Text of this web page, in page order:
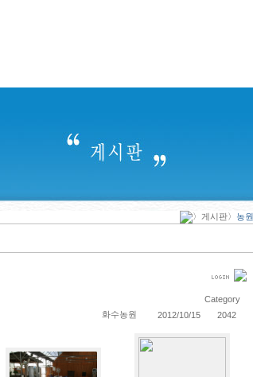
〉게시판〉 농
Category
화수농원 2012/10/15 2042